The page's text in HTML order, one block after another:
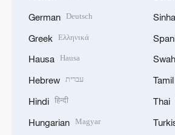
German Deutsch
Greek Ελληνικά
Hausa Hausa
Hebrew עברית
Hindi हिन्दी
Hungarian Magyar
Tamil
Thai